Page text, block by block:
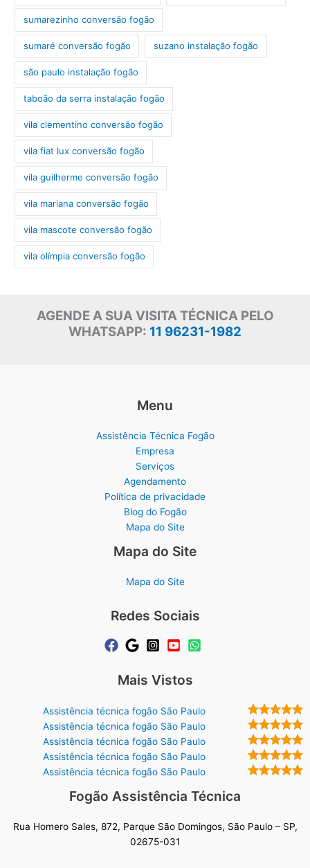
sumarezinho conversão fogão
sumaré conversão fogão suzano instalação fogão
são paulo instalação fogão
taboão da serra instalação fogão
vila clementino conversão fogão
vila fiat lux conversão fogão
vila guilherme conversão fogão
vila mariana conversão fogão
vila mascote conversão fogão
vila olímpia conversão fogão
AGENDE A SUA VISITA TÉCNICA PELO
WHATSAPP: 11 96231-1982
Menu
Assistência Técnica Fogão
Empresa
Serviços
Agendamento
Política de privacidade
Blog do Fogão
Mapa do Site
Mapa do Site
Mapa do Site
Redes Sociais
Mais Vistos
Assistência técnica fogão São Paulo
Assistência técnica fogão São Paulo
Assistência técnica fogão São Paulo
Assistência técnica fogão São Paulo
Assistência técnica fogão São Paulo
Fogão Assistência Técnica
Rua Homero Sales, 872, Parque São Domingos, São Paulo – SP,
02675-031